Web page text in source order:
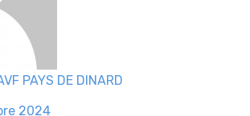
PAYS DE DINARD